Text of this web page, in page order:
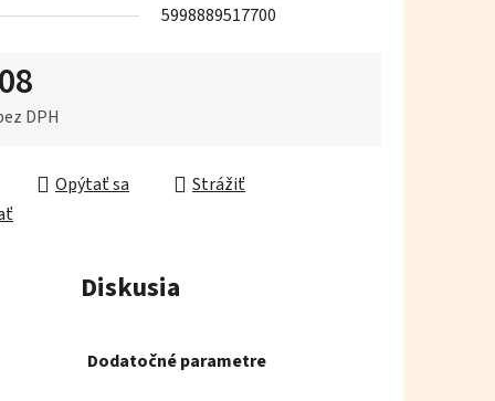
5998889517700
DPH
Opýtať sa
Strážiť
Diskusia
Dodatočné parametre